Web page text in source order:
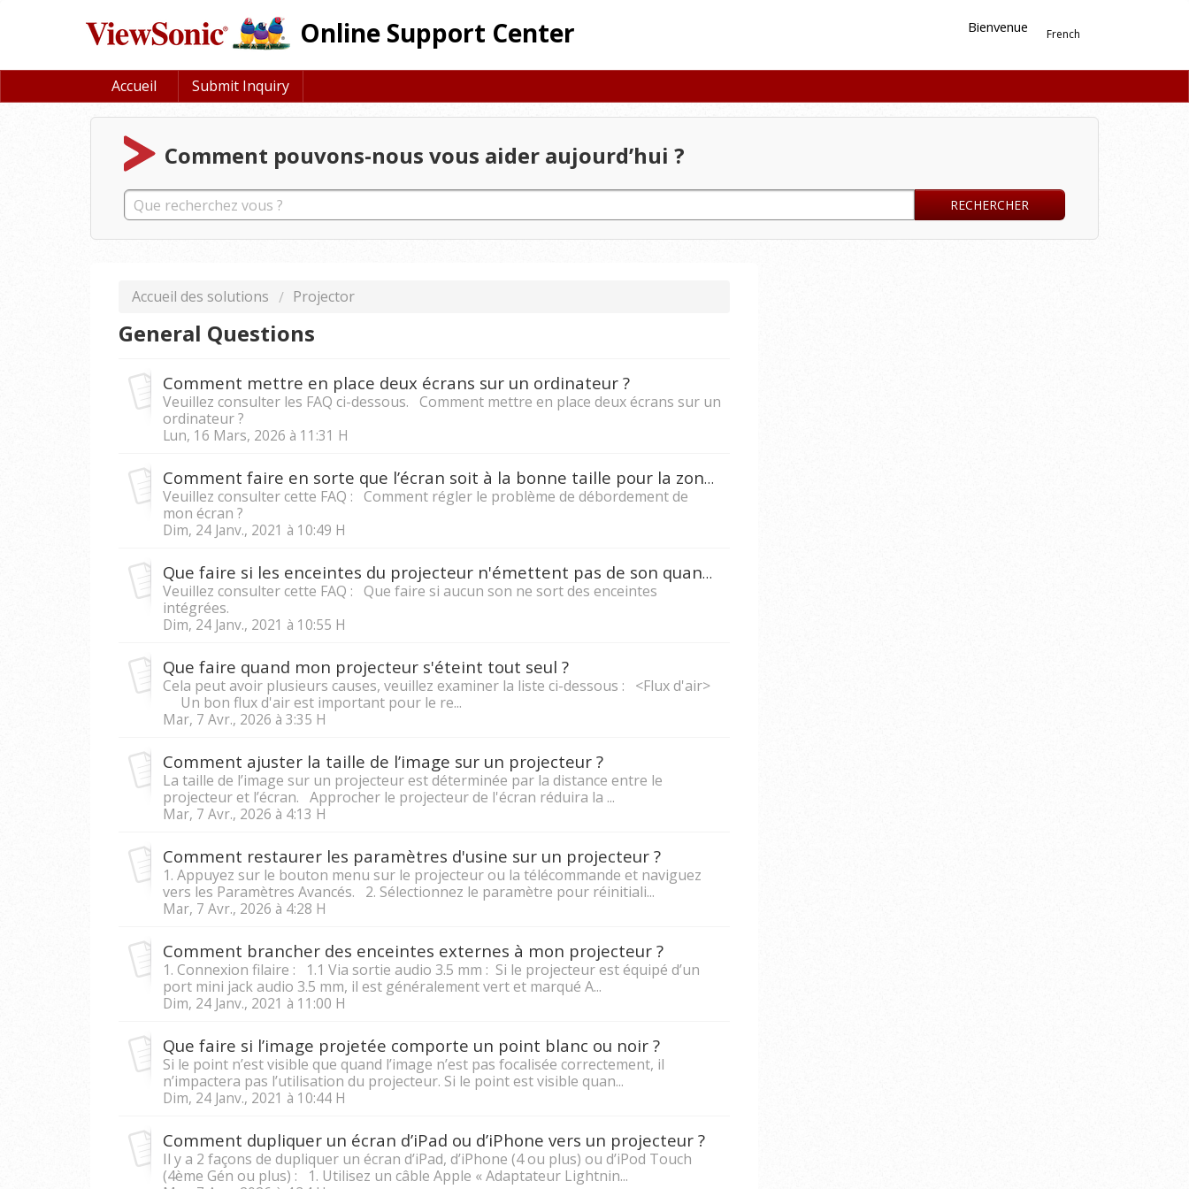
Online Support Center French
Bienvenue
Accueil Submit Inquiry
Comment pouvons-nous vous aider aujourd’hui ?
RECHERCHER
Accueil des solutions Projector
General Questions
Comment mettre en place deux écrans sur un ordinateur ?
Veuillez consulter les FAQ ci-dessous. Comment mettre en place deux écrans sur un
ordinateur ?
Lun, 16 Mars, 2026 à 11:31 H
Comment faire en sorte que l’écran soit à la bonne taille pour la zone d'affichage du projecteur ?
Veuillez consulter cette FAQ : Comment régler le problème de débordement de
mon écran ?
Dim, 24 Janv., 2021 à 10:49 H
Que faire si les enceintes du projecteur n'émettent pas de son quand un PC/ordinateur portable est branché au projecteur ?
Veuillez consulter cette FAQ : Que faire si aucun son ne sort des enceintes
intégrées.
Dim, 24 Janv., 2021 à 10:55 H
Que faire quand mon projecteur s'éteint tout seul ?
Cela peut avoir plusieurs causes, veuillez examiner la liste ci-dessous : <Flux d'air>
Un bon flux d'air est important pour le re...
Mar, 7 Avr., 2026 à 3:35 H
Comment ajuster la taille de l’image sur un projecteur ?
La taille de l’image sur un projecteur est déterminée par la distance entre le
projecteur et l’écran. Approcher le projecteur de l'écran réduira la ...
Mar, 7 Avr., 2026 à 4:13 H
Comment restaurer les paramètres d'usine sur un projecteur ?
1. Appuyez sur le bouton menu sur le projecteur ou la télécommande et naviguez
vers les Paramètres Avancés. 2. Sélectionnez le paramètre pour réinitiali...
Mar, 7 Avr., 2026 à 4:28 H
Comment brancher des enceintes externes à mon projecteur ?
1. Connexion filaire : 1.1 Via sortie audio 3.5 mm : Si le projecteur est équipé d’un
port mini jack audio 3.5 mm, il est généralement vert et marqué A...
Dim, 24 Janv., 2021 à 11:00 H
Que faire si l’image projetée comporte un point blanc ou noir ?
Si le point n’est visible que quand l’image n’est pas focalisée correctement, il
n’impactera pas l’utilisation du projecteur. Si le point est visible quan...
Dim, 24 Janv., 2021 à 10:44 H
Comment dupliquer un écran d’iPad ou d’iPhone vers un projecteur ?
Il y a 2 façons de dupliquer un écran d’iPad, d’iPhone (4 ou plus) ou d’iPod Touch
(4ème Gén ou plus) : 1. Utilisez un câble Apple « Adaptateur Lightnin...